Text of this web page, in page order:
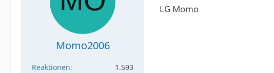
Momo2006
Reaktionen
1.593
LG Momo